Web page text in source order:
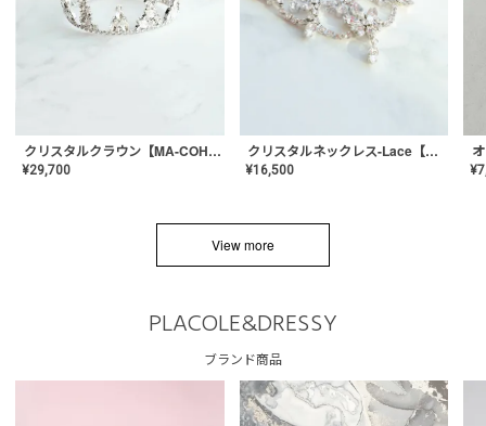
クリスタルクラウン【MA-COHD-01】韓国風クラウン/ウェディングクラウン/ティアラ
¥29,700
クリスタルネックレス-Lace【MA-CONL-02】
¥16,500 ¥
View more
PLACOLE&DRESSY
ブランド商品